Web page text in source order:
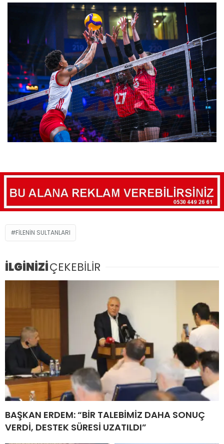
FILENIN SULTANLARI
İLGİNİZİÇEKEBİLİR
BAŞKAN ERDEM: “BİR TALEBİMİZ DAHA SONUÇ
VERDİ, DESTEK SÜRESİ UZATILDI”